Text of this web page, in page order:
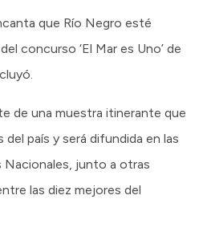
que Río Negro esté
concurso ‘El Mar es Uno’ de
de una muestra itinerante que
país y será difundida en las
Nacionales, junto a otras
las diez mejores del